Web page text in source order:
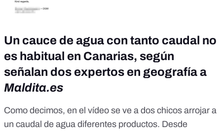
Un cauce de agua con tanto caudal no
es habitual en Canarias, según
señalan dos expertos en geografía a
Maldita.es
Como decimos, en el vídeo se ve a dos chicos arrojar a
un caudal de agua diferentes productos. Desde